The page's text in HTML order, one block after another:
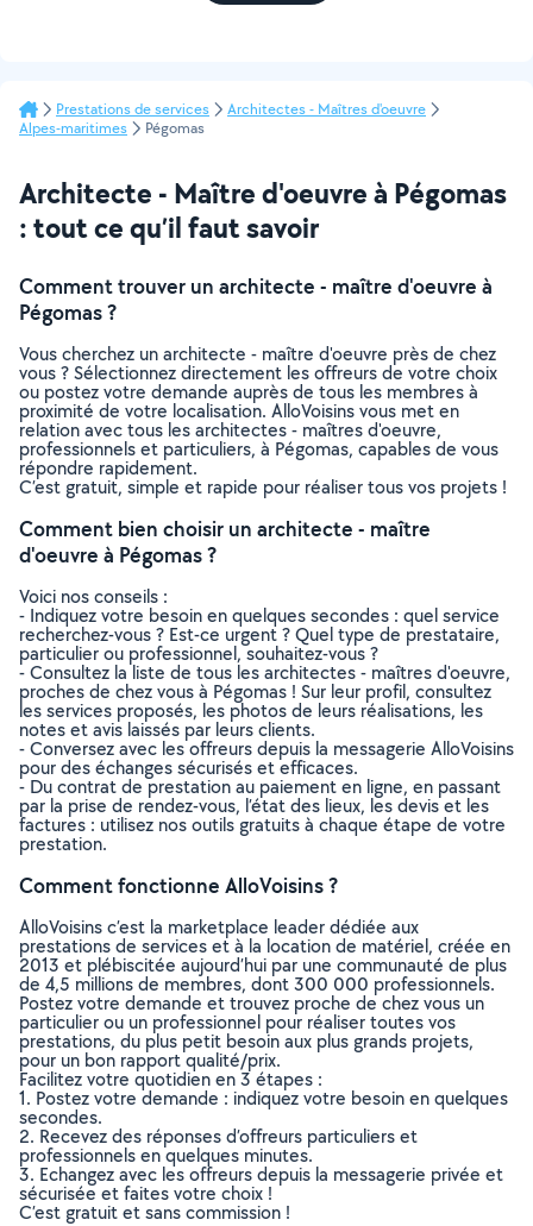
Prestations de services
Architectes - Maîtres d'oeuvre
Alpes-maritimes
Pégomas
Architecte - Maître d'oeuvre à Pégomas
: tout ce qu’il faut savoir
Comment trouver un architecte - maître d'oeuvre à
Pégomas ?
Vous cherchez un architecte - maître d'oeuvre près de chez
vous ? Sélectionnez directement les offreurs de votre choix
ou postez votre demande auprès de tous les membres à
proximité de votre localisation. AlloVoisins vous met en
relation avec tous les architectes - maîtres d'oeuvre,
professionnels et particuliers, à Pégomas, capables de vous
répondre rapidement.
C’est gratuit, simple et rapide pour réaliser tous vos projets !
Comment bien choisir un architecte - maître
d'oeuvre à Pégomas ?
Voici nos conseils :
- Indiquez votre besoin en quelques secondes : quel service
recherchez-vous ? Est-ce urgent ? Quel type de prestataire,
particulier ou professionnel, souhaitez-vous ?
- Consultez la liste de tous les architectes - maîtres d'oeuvre,
proches de chez vous à Pégomas ! Sur leur profil, consultez
les services proposés, les photos de leurs réalisations, les
notes et avis laissés par leurs clients.
- Conversez avec les offreurs depuis la messagerie AlloVoisins
pour des échanges sécurisés et efficaces.
- Du contrat de prestation au paiement en ligne, en passant
par la prise de rendez-vous, l’état des lieux, les devis et les
factures : utilisez nos outils gratuits à chaque étape de votre
prestation.
Comment fonctionne AlloVoisins ?
AlloVoisins c’est la marketplace leader dédiée aux
prestations de services et à la location de matériel, créée en
2013 et plébiscitée aujourd’hui par une communauté de plus
de 4,5 millions de membres, dont 300 000 professionnels.
Postez votre demande et trouvez proche de chez vous un
particulier ou un professionnel pour réaliser toutes vos
prestations, du plus petit besoin aux plus grands projets,
pour un bon rapport qualité/prix.
Facilitez votre quotidien en 3 étapes :
1. Postez votre demande : indiquez votre besoin en quelques
secondes.
2. Recevez des réponses d’offreurs particuliers et
professionnels en quelques minutes.
3. Echangez avec les offreurs depuis la messagerie privée et
sécurisée et faites votre choix !
C’est gratuit et sans commission !